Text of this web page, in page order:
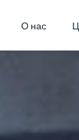
О нас